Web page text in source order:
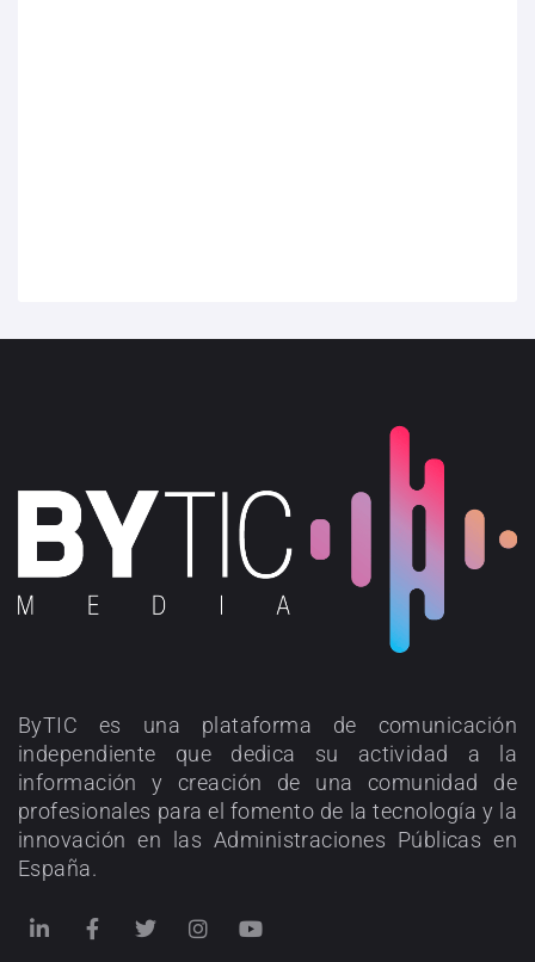
ByTIC es una plataforma de comunicación
independiente que dedica su actividad a la
información y creación de una comunidad de
profesionales para el fomento de la tecnología y la
innovación en las Administraciones Públicas en
España.